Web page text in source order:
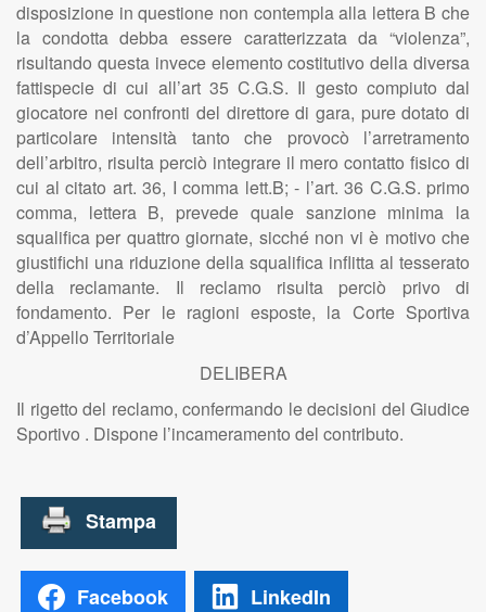
disposizione in questione non contempla alla lettera B che
la condotta debba essere caratterizzata da “violenza”,
risultando questa invece elemento costitutivo della diversa
fattispecie di cui all’art 35 C.G.S. Il gesto compiuto dal
giocatore nei confronti del direttore di gara, pure dotato di
particolare intensità tanto che provocò l’arretramento
dell’arbitro, risulta perciò integrare il mero contatto fisico di
cui al citato art. 36, I comma lett.B; - l’art. 36 C.G.S. primo
comma, lettera B, prevede quale sanzione minima la
squalifica per quattro giornate, sicché non vi è motivo che
giustifichi una riduzione della squalifica inflitta al tesserato
della reclamante. Il reclamo risulta perciò privo di
fondamento. Per le ragioni esposte, la Corte Sportiva
d’Appello Territoriale
DELIBERA
Il rigetto del reclamo, confermando le decisioni del Giudice
Sportivo . Dispone l’incameramento del contributo.
Facebook LinkedIn